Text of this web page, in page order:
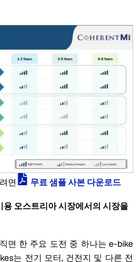
면 무료 샘플 사본 다운로드
오스트리아 시장에서의 시장을
면 한 주요 도전 중 하나는 e-bike
는 전기 모터, 건전지 및 다른 전